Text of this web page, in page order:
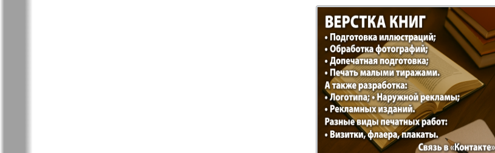
Районка-Nord-Ost-
Bremen
Рейнская газета
Русская Мысль